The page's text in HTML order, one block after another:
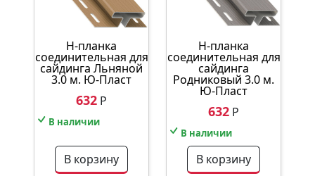
Н-планка
соединительная для
сайдинга Льняной
3.0 м. Ю-Пласт
632 Р
В наличии
В корзину
Н-планка
соединительная для
сайдинга
Родниковый 3.0 м.
Ю-Пласт
632 Р
В наличии
В корзину